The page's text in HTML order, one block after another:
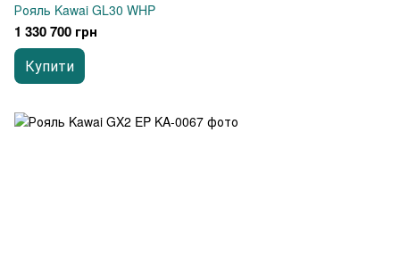
Рояль Kawai GL30 WHP
1 330 700 грн
Купити